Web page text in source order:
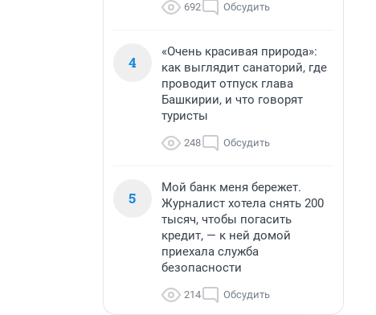
692 Обсудить
4
«Очень красивая природа»:
как выглядит санаторий, где
проводит отпуск глава
Башкирии, и что говорят
туристы
248 Обсудить
5
Мой банк меня бережет.
Журналист хотела снять 200
тысяч, чтобы погасить
кредит, — к ней домой
приехала служба
безопасности
214 Обсудить